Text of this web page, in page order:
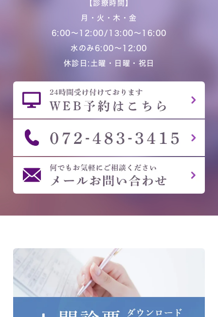
【診療時間】
月・火・木・金
6:00～12:00/13:00～16:00
水のみ6:00～12:00
休診日:土曜・日曜・祝日